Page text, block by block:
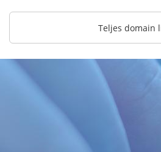
Teljes domain